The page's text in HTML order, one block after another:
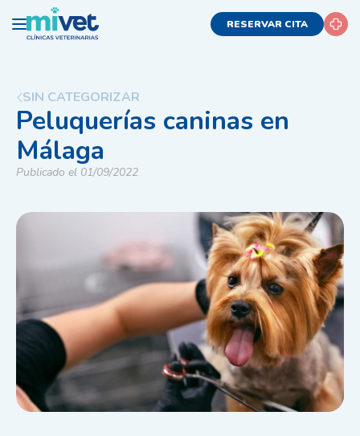
RESERVAR CITA
SIN CATEGORIZAR
Peluquerías caninas en
Málaga
Publicado el 01/09/2022